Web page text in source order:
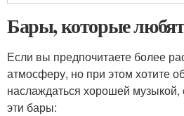
Бары, которые
Если вы предпочитаете более
атмосферу, но при этом хотите
наслаждаться хорошей
эти бары: